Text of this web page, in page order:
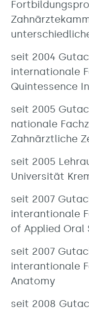
seit 2004
internationale
Quintessence
seit 2005
nationale
Zahnärztliche
seit 2005
Universität
seit 2007
interantionale
of Applied Oral
seit 2007
interantionale
Anatomy
seit 2008